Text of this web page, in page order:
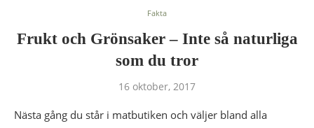
Fakta
Frukt och Grönsaker – Inte så naturliga
som du tror
16 oktober, 2017
Nästa gång du står i matbutiken och väljer bland alla